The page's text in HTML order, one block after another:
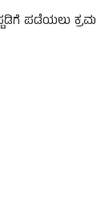
ಪಡೆಯಲು ಕ್ರಮ